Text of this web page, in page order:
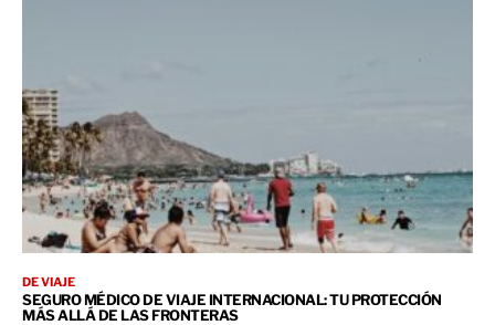
DE VIAJE
SEGURO MÉDICO DE VIAJE INTERNACIONAL: TU PROTECCIÓN
MÁS ALLÁ DE LAS FRONTERAS